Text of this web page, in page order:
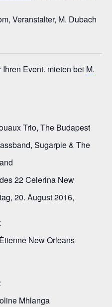
Veranstalter, M. Dubach
Event. mieten bei M.
Trio, The Budapest
Sugarpie & The
22 Celerina New
20. August 2016,
Dorfplatz
New Orleans
Dorfplatz
Mhlanga